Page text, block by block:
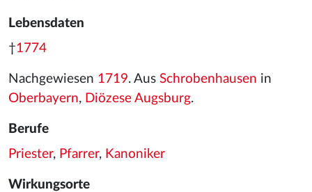
Lebensdaten
†1774
Nachgewiesen 1719. Aus Schrobenhausen in
Oberbayern, Diözese Augsburg.
Berufe
Priester, Pfarrer, Kanoniker
Wirkungsorte